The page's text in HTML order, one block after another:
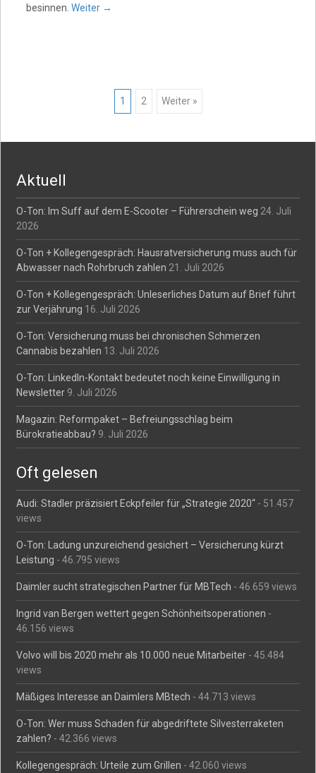
besinnen. Weiter →
navigation
1 2 Weiter »
Aktuell
O-Ton: Im Suff auf dem E-Scooter – Führerschein weg 24. Juli
2026
O-Ton + Kollegengespräch: Hausratversicherung muss auch für
Abwasser nach Rohrbruch zahlen 21. Juli 2026
O-Ton + Kollegengespräch: Unleserliches Datum auf Brief führt
zur Verjährung 16. Juli 2026
O-Ton: Versicherung muss bei chronischen Schmerzen
Cannabis bezahlen 13. Juli 2026
O-Ton: LinkedIn-Kontakt bedeutet noch keine Einwilligung in
Newsletter 9. Juli 2026
Magazin: Reformpaket – Befreiungsschlag beim
Bürokratieabbau? 9. Juli 2026
Oft gelesen
Audi: Stadler präzisiert Eckpfeiler für „Strategie 2020“ - 51.457
views
O-Ton: Ladung unzureichend gesichert – Versicherung kürzt
Leistung - 46.795 views
Daimler sucht strategischen Partner für MBTech - 46.659 views
Ingrid van Bergen wettert gegen Schönheitsoperationen -
46.156 views
Volvo will bis 2020 mehr als 10.000 neue Mitarbeiter - 45.484
views
Mäßiges Interesse an Daimlers MBtech - 44.713 views
O-Ton: Wer muss Schaden für abgedriftete Silvesterraketen
zahlen? - 42.366 views
Kollegengespräch: Urteile zum Grillen - 42.060 views